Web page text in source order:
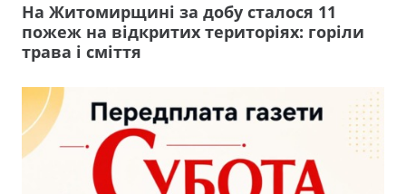
На Житомирщині за добу сталося 11
пожеж на відкритих територіях: горіли
трава і сміття